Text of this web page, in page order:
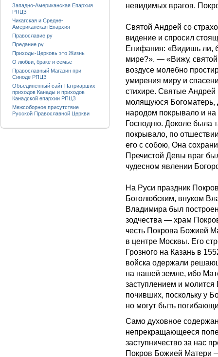
невидимых врагов.
Святой Андрей со
видение и спросил
Епифания: «Видишь ли,
мире?». — «Вижу,
воздусе молебно
умирения миру и
стихире. Святые Андрей
молящуюся Богоматерь,
народом покрывало и
Господню. Доколе была
покрывало, по
его с собою, Она
Пречистой Девы враг
чудесном явлении
На Руси праздник
Боголюбским, внуком
Владимира был
зодчества — храм
честь Покрова Божией
в центре Москвы. Его
Грозного на Казань в
войска одержали
на нашей земле, ибо
заступлением и
почивших, поскольку у
но могут быть
Само духовное
непрекращающееся
заступничество за нас
Покров Божией Матери
Западно-Американская Епархия
РПЦЗ
Чикагская и Средне-
Американская Епархия
Православие.ру
Предание.ру
Приходы-Церковь это Жизнь
О любви, браке и семье
Православный Магазин при
Синоде РПЦЗ
Объединенный сайт Патриарших
приходов Канады и приходов
Канадской епархии РПЦЗ
Межсоборное присутствие
Русской Православной Церкви